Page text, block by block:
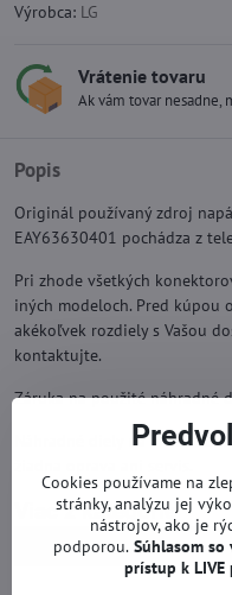
Výrobca: LG
Vrátenie tovaru
Ak vám tovar nesadne,
Popis
Originál používaný zdroj
EAY63630401 pochádza z
Pri zhode všetkých
iných modeloch. Pred kúpou
akékoľvek rozdiely s Vašou
kontaktujte.
Záruka na použité náhradné
Náhradné diely na TV LG sú
Viac z kategórie
Náhradné diely | LG TV
Cookies používame na
stránky, analýzu jej
nástrojov, ako je
podporou. Súhlasom
prístup k LIVE